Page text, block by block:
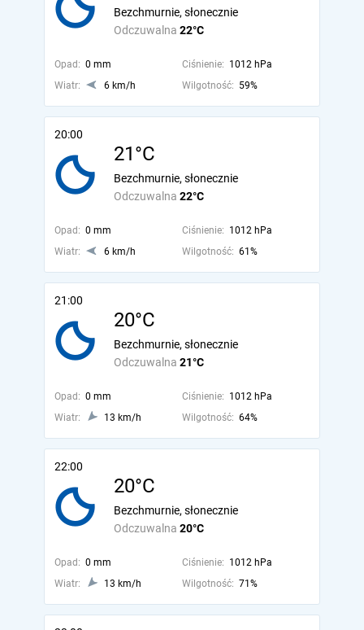
Odczuwalna 22°C
Bezchmurnie, słonecznie
Opad: 0 mm Ciśnienie: 1012 hPa
Wiatr:
6 km/h Wilgotność: 59%
20:00
21°C
Odczuwalna 22°C
Bezchmurnie, słonecznie
Opad: 0 mm Ciśnienie: 1012 hPa
Wiatr:
6 km/h Wilgotność: 61%
21:00
20°C
Odczuwalna 21°C
Bezchmurnie, słonecznie
Opad: 0 mm Ciśnienie: 1012 hPa
Wiatr:
13 km/h Wilgotność: 64%
22:00
20°C
Odczuwalna 20°C
Bezchmurnie, słonecznie
Opad: 0 mm Ciśnienie: 1012 hPa
Wiatr:
13 km/h Wilgotność: 71%